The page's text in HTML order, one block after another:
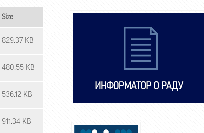
Size
829.37 KB
480.55 KB
536.12 KB
911.34 KB